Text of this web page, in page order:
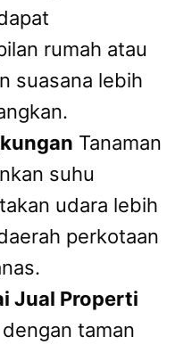
rumah atau
suasana lebih
Tanaman
suhu
udara lebih
perkotaan
Jual Properti
taman